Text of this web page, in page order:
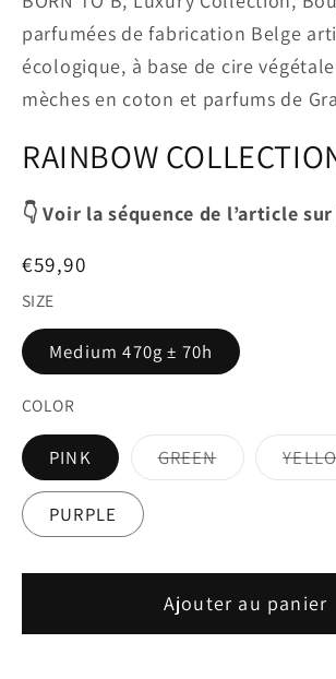
parfumées de fabrication Belge
écologique, à base de cire
mèches en coton et parfums de
RAINBOW
👇 Voir la séquence de l’article
Prix
habituel
€59,90
SIZE
Medium 470g ± 70h
COLOR
PINK GREENVariante
épuisée
PURPLE
Ajouter au panier